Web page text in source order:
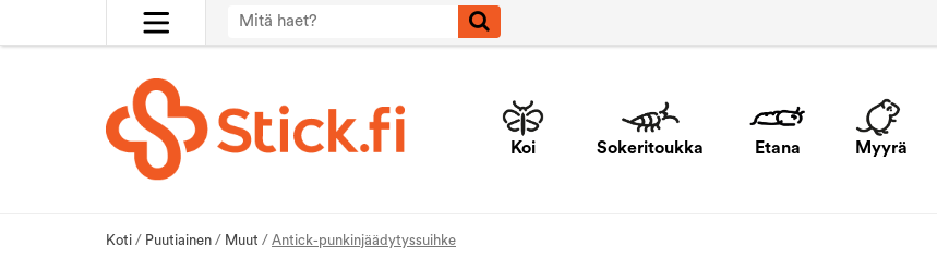
Koi Sokeritoukka Etana Myyrä
Koti / Puutiainen / Muut / Antick-punkinjäädytyssuihke